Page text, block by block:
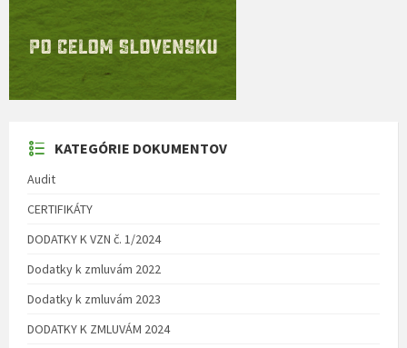
KATEGÓRIE DOKUMENTOV
Audit
CERTIFIKÁTY
DODATKY K VZN č. 1/2024
Dodatky k zmluvám 2022
Dodatky k zmluvám 2023
DODATKY K ZMLUVÁM 2024